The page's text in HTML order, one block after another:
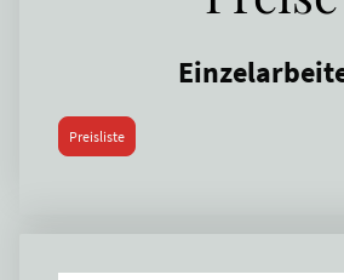
Preisliste